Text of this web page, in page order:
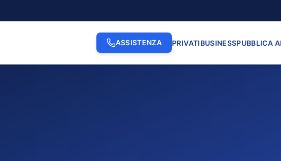
ASSISTENZA PRIVATIBUSINESSPUBBLICA